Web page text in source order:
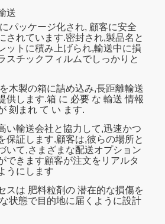
送
パッケージ化され, 顧客に安全
されています.密封され,製品名と
ットに積み上げられ,輸送中に損
スチックフィルムでしっかりと
木製の箱に詰め込み,長距離輸送
供します.箱 に 必要 な 輸送 情報
刻まれ て い ます.
い輸送会社と協力して,迅速かつ
保証します.顧客は,彼らの場所と
いて,さまざまな配送オプション
できます顧客が注文をリアルタ
うにします
スは 肥料粒剤の 潜在的な損傷を
状態で目的地に届くように設計